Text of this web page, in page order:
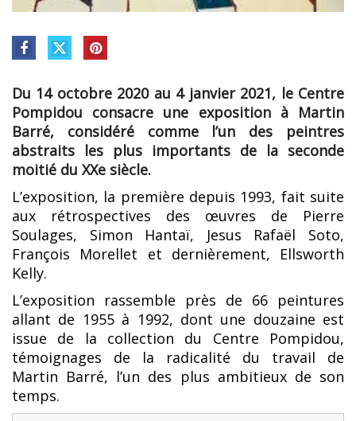
Du 14 octobre 2020 au 4 janvier 2021, le Centre
Pompidou consacre une exposition à Martin
Barré, considéré comme l’un des peintres
abstraits les plus importants de la seconde
moitié du XXe siècle.
L’exposition, la première depuis 1993, fait suite
aux rétrospectives des œuvres de Pierre
Soulages, Simon Hantaï, Jesus Rafaël Soto,
François Morellet et dernièrement, Ellsworth
Kelly.
L’exposition rassemble près de 66 peintures
allant de 1955 à 1992, dont une douzaine est
issue de la collection du Centre Pompidou,
témoignages de la radicalité du travail de
Martin Barré, l’un des plus ambitieux de son
temps.